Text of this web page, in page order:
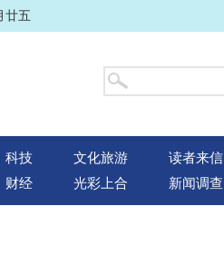
廿五
科技 文化旅游 读者来信
财经 光彩上合 新闻调查